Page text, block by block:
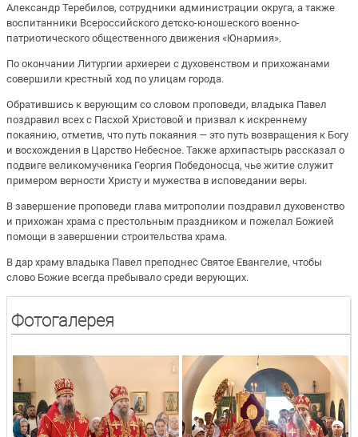
Александр Теребилов, сотрудники администрации округа, а также
воспитанники Всероссийского детско-юношеского военно-
патриотического общественного движения «Юнармия».
По окончании Литургии архиереи с духовенством и прихожанами
совершили крестный ход по улицам города.
Обратившись к верующим со словом проповеди, владыка Павел
поздравил всех с Пасхой Христовой и призвал к искреннему
покаянию, отметив, что путь покаяния — это путь возвращения к Богу
и восхождения в Царство Небесное. Также архипастырь рассказал о
подвиге великомученика Георгия Победоносца, чье житие служит
примером верности Христу и мужества в исповедании веры.
В завершение проповеди глава митрополии поздравил духовенство
и прихожан храма с престольным праздником и пожелал Божией
помощи в завершении строительства храма.
В дар храму владыка Павел преподнес Святое Евангелие, чтобы
слово Божие всегда пребывало среди верующих.
Фотогалерея